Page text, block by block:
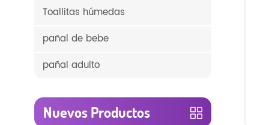
Toallitas húmedas
pañal de bebe
pañal adulto
Nuevos Productos